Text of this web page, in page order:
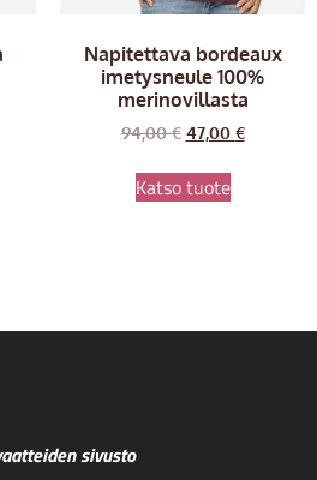
Napitettava bordeaux
imetysneule 100%
merinovillasta
94,00€ 47,00 €
Katso tuote
sivusto